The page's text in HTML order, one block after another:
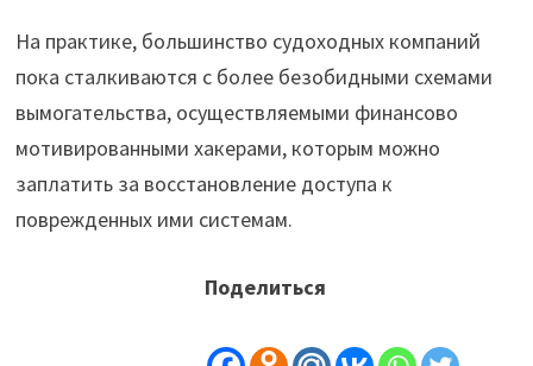
На практике, большинство судоходных компаний
пока сталкиваются с более безобидными схемами
вымогательства, осуществляемыми финансово
мотивированными хакерами, которым можно
заплатить за восстановление доступа к
поврежденных ими системам.
Поделиться